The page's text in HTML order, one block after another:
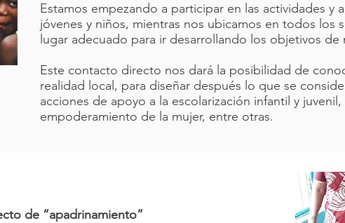
Estamos empezando a participar en las actividades y
jóvenes y niños, mientras nos ubicamos en todos los
lugar adecuado para ir desarrollando los objetivos de
Este contacto directo nos dará la posibilidad de
realidad local, para diseñar después lo que se
acciones de apoyo a la escolarización infantil y
empoderamiento de la mujer, entre otras.
de “apadrinamiento”